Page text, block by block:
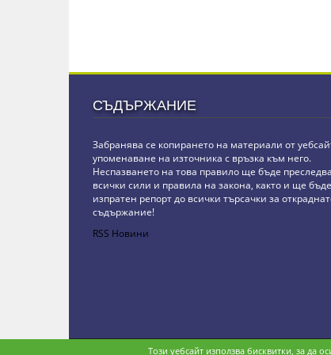
СЪДЪРЖАНИЕ
Забранява се копирането на материали от
упоменаване на източника с връзка към него.
Неспазването на това правило ще бъде
всички сили и правила на закона, както и ще бъде
изпратен репорт до всички търсачки за
съдържание!
RSS Новини
Copyright © stz24.com. Developed by BPage CMS.
Този уебсайт използва бисквитки, за да